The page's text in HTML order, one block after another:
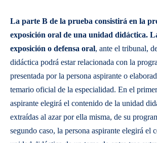
La parte B de la prueba consistirá en la
exposición oral de una unidad didáctica.
exposición o defensa oral, ante el tribunal,
didáctica podrá estar relacionada con la
presentada por la persona aspirante o
temario oficial de la especialidad. En el
aspirante elegirá el contenido de la unidad
extraídas al azar por ella misma, de su
segundo caso, la persona aspirante elegirá el